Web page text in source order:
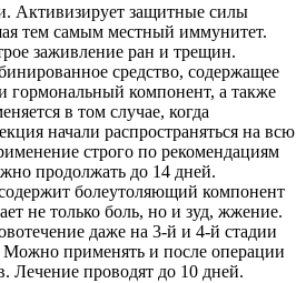
Активизирует защитные силы
тем самым местный иммунитет.
заживление ран и трещин.
средство, содержащее
гормональный компонент, а также
в том случае, когда
начали распространяться на всю
строго по рекомендациям
продолжать до 14 дней.
болеутоляющий компонент
не только боль, но и зуд, жжение.
даже на 3-й и 4-й стадии
Можно применять и после операции
Лечение проводят до 10 дней.